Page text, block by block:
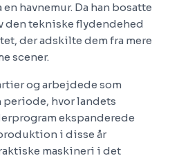
havnemur. Da han bosatte
den tekniske flydendehed
der adskilte dem fra mere
scener.
og arbejdede som
hvor landets
ekspanderede
i disse år
maskineri i det